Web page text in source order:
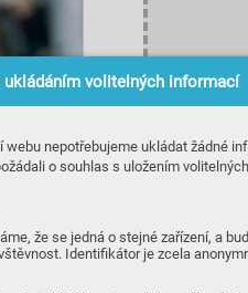
volitelných informací
webu nepotřebujeme ukládat žádné
o souhlas s uložením
že se jedná o stejné zařízení, a
Identifikátor je zcela